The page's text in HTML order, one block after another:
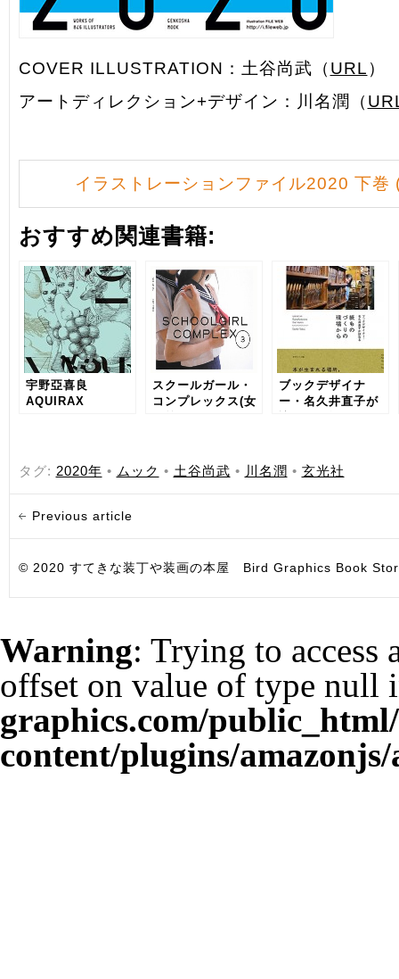
COVER ILLUSTRATION：土谷尚武（ URL ）
アートディレクション+デザイン：川名潤（
イラストレーションファイル2020 下巻
おすすめ関連書籍:
宇野亞喜良
AQUIRAX
スクールガール・
コンプレックス(女
ブックデザイナ
ー・名久井直子が
タグ: 2020年 • ムック • 土谷尚武 • 川名潤 • 玄光社
Previous article
© 2020 すてきな装丁や装画の本屋 Bird Graphics Book
Warning: Trying to access
offset on value of type null
graphics.com/
content/plugins/